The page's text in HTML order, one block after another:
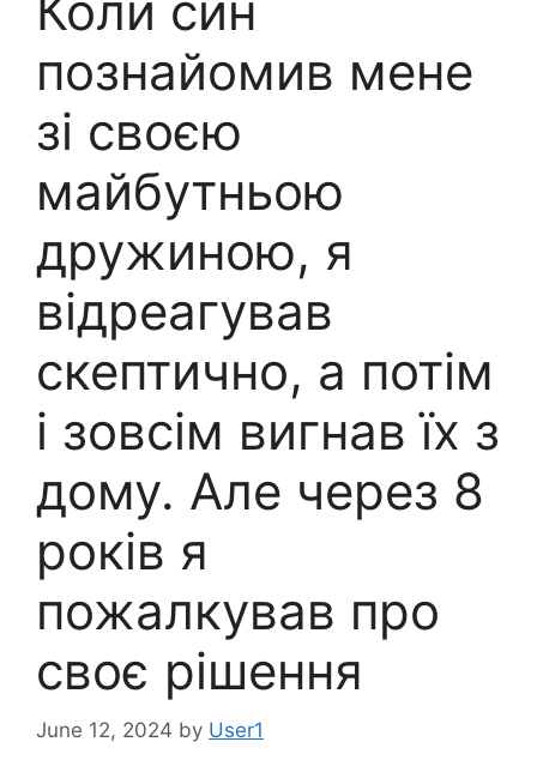
познайомив мене
зі своєю
майбутньою
дружиною, я
відреагував
скептично, а потім
і зовсім вигнав їх з
дому. Але через 8
років я
пожалкував про
своє рішення
June 12, 2024 by User1